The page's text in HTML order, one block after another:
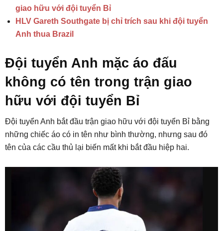
giao hữu với đội tuyển Bỉ
HLV Gareth Southgate bị chỉ trích sau khi đội tuyển
Anh thua Brazil
Đội tuyển Anh mặc áo đấu
không có tên trong trận giao
hữu với đội tuyển Bỉ
Đội tuyển Anh bắt đầu trận giao hữu với đội tuyển Bỉ bằng
những chiếc áo có in tên như bình thường, nhưng sau đó
tên của các cầu thủ lại biến mất khi bắt đầu hiệp hai.